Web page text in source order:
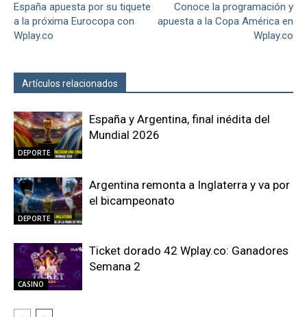
España apuesta por su tiquete
a la próxima Eurocopa con
Wplay.co
Conoce la programación y
apuesta a la Copa América en
Wplay.co
Artículos relacionados
DEPORTE
España y Argentina, final inédita del
Mundial 2026
DEPORTE
Argentina remonta a Inglaterra y va por
el bicampeonato
CASINO
Ticket dorado 42 Wplay.co: Ganadores
Semana 2